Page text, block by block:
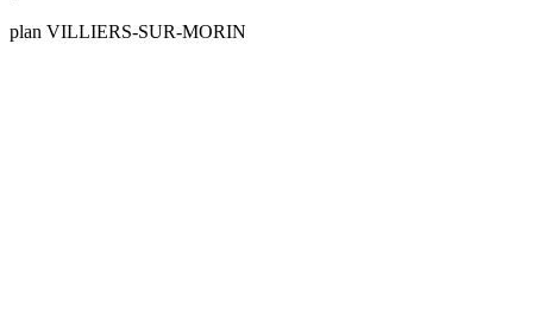
plan VILLIERS-SUR-MORIN